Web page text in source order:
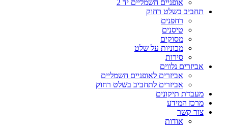
אופניים חשמליים יד 2
תחביב בשלט רחוק
רחפנים
טיסנים
מסוקים
מכוניות על שלט
סירות
אביזרים נלווים
אביזרים לאופניים חשמליים
אביזרים לתחביב בשלט רחוק
מעבדת תיקונים
מרכז המידע
צור קשר
אודות